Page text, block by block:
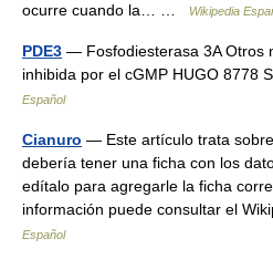
ocurre cuando la… …
Wikipedia
PDE3 — Fosfodiesterasa 3A Otros
inhibida por el cGMP HUGO 8778
Español
Cianuro — Este artículo trata
debería tener una ficha con los
edítalo para agregarle la ficha
información puede consultar el
Español